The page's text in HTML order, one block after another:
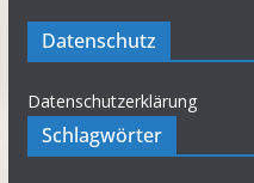
Datenschutz
Datenschutzerklärung
Schlagwörter